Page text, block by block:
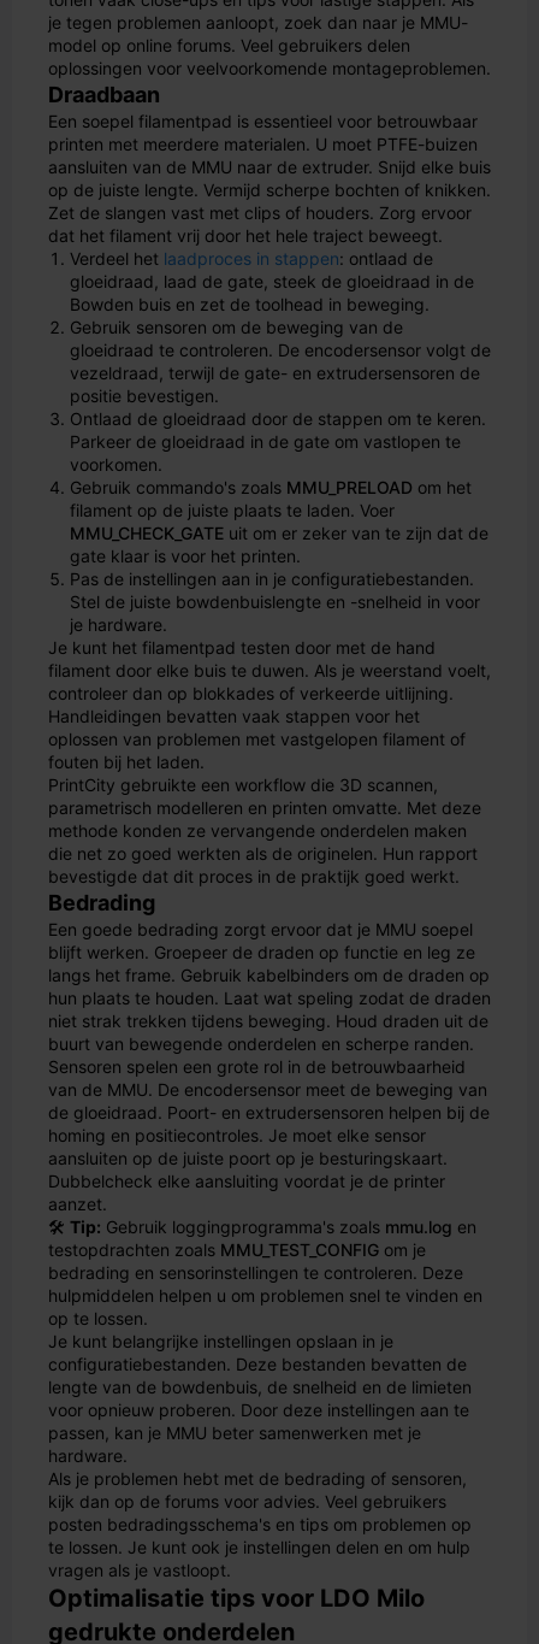
je tegen problemen aanloopt, zoek dan naar je MMU-
model op online forums. Veel gebruikers delen
oplossingen voor veelvoorkomende montageproblemen.
Draadbaan
Een soepel filamentpad is essentieel voor betrouwbaar
printen met meerdere materialen. U moet PTFE-buizen
aansluiten van de MMU naar de extruder. Snijd elke buis
op de juiste lengte. Vermijd scherpe bochten of knikken.
Zet de slangen vast met clips of houders. Zorg ervoor
dat het filament vrij door het hele traject beweegt.
Verdeel het laadproces in stappen: ontlaad de
gloeidraad, laad de gate, steek de gloeidraad in de
Bowden buis en zet de toolhead in beweging.
Gebruik sensoren om de beweging van de
gloeidraad te controleren. De encodersensor volgt de
vezeldraad, terwijl de gate- en extrudersensoren de
positie bevestigen.
Ontlaad de gloeidraad door de stappen om te keren.
Parkeer de gloeidraad in de gate om vastlopen te
voorkomen.
Gebruik commando's zoals MMU_PRELOAD om het
filament op de juiste plaats te laden. Voer
MMU_CHECK_GATE uit om er zeker van te zijn dat de
gate klaar is voor het printen.
Pas de instellingen aan in je configuratiebestanden.
Stel de juiste bowdenbuislengte en -snelheid in voor
je hardware.
Je kunt het filamentpad testen door met de hand
filament door elke buis te duwen. Als je weerstand voelt,
controleer dan op blokkades of verkeerde uitlijning.
Handleidingen bevatten vaak stappen voor het
oplossen van problemen met vastgelopen filament of
fouten bij het laden.
PrintCity gebruikte een workflow die 3D scannen,
parametrisch modelleren en printen omvatte. Met deze
methode konden ze vervangende onderdelen maken
die net zo goed werkten als de originelen. Hun rapport
bevestigde dat dit proces in de praktijk goed werkt.
Bedrading
Een goede bedrading zorgt ervoor dat je MMU soepel
blijft werken. Groepeer de draden op functie en leg ze
langs het frame. Gebruik kabelbinders om de draden op
hun plaats te houden. Laat wat speling zodat de draden
niet strak trekken tijdens beweging. Houd draden uit de
buurt van bewegende onderdelen en scherpe randen.
Sensoren spelen een grote rol in de betrouwbaarheid
van de MMU. De encodersensor meet de beweging van
de gloeidraad. Poort- en extrudersensoren helpen bij de
homing en positiecontroles. Je moet elke sensor
aansluiten op de juiste poort op je besturingskaart.
Dubbelcheck elke aansluiting voordat je de printer
aanzet.
🛠️ Tip: Gebruik loggingprogramma's zoals mmu.log en
testopdrachten zoals MMU_TEST_CONFIG om je
bedrading en sensorinstellingen te controleren. Deze
hulpmiddelen helpen u om problemen snel te vinden en
op te lossen.
Je kunt belangrijke instellingen opslaan in je
configuratiebestanden. Deze bestanden bevatten de
lengte van de bowdenbuis, de snelheid en de limieten
voor opnieuw proberen. Door deze instellingen aan te
passen, kan je MMU beter samenwerken met je
hardware.
Als je problemen hebt met de bedrading of sensoren,
kijk dan op de forums voor advies. Veel gebruikers
posten bedradingsschema's en tips om problemen op
te lossen. Je kunt ook je instellingen delen en om hulp
vragen als je vastloopt.
Optimalisatie tips voor LDO Milo
gedrukte onderdelen